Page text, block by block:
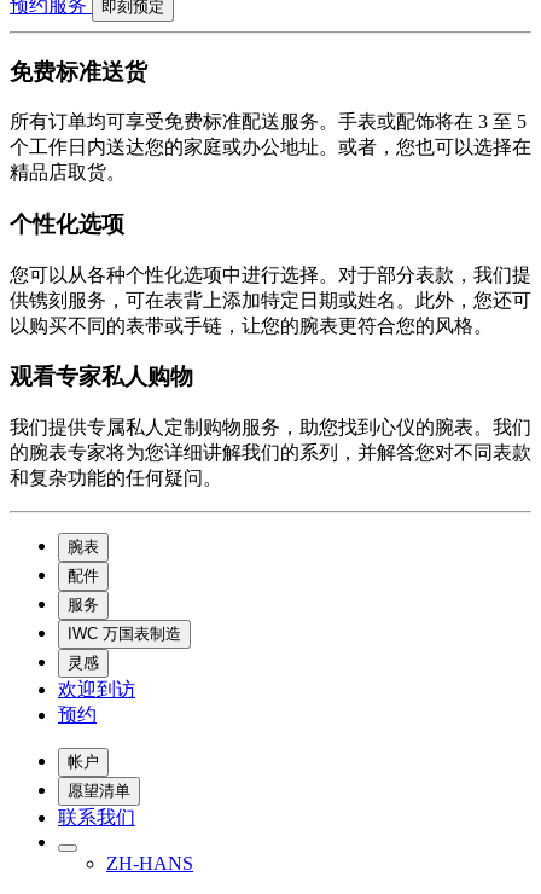
预约服务 即刻预定
免费标准送货
所有订单均可享受免费标准配送服务。手表或配饰将在 3 至 5
个工作日内送达您的家庭或办公地址。或者，您也可以选择在
精品店取货。
个性化选项
您可以从各种个性化选项中进行选择。对于部分表款，我们提
供镌刻服务，可在表背上添加特定日期或姓名。此外，您还可
以购买不同的表带或手链，让您的腕表更符合您的风格。
观看专家私人购物
我们提供专属私人定制购物服务，助您找到心仪的腕表。我们
的腕表专家将为您详细讲解我们的系列，并解答您对不同表款
和复杂功能的任何疑问。
腕表
配件
服务
IWC 万国表制造
灵感
欢迎到访
预约
帐户
愿望清单
联系我们
ZH-HANS